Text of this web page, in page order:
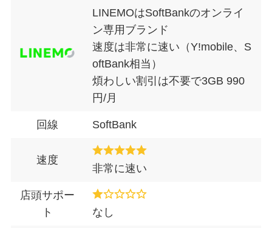
LINEMOはSoftBankのオンライ
ン専用ブランド
速度は非常に速い（Y!mobile、S
oftBank相当）
煩わしい割引は不要で3GB 990
円/月
回線 SoftBank
速度
非常に速い
店頭サポー
ト
なし